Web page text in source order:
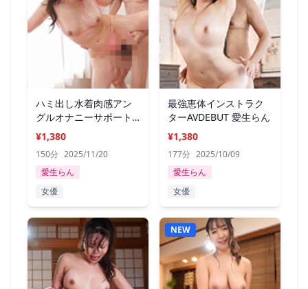
ハミ出し水着肉感アン
グルオナニーサポート
愛生らん
¥1,380
150分 2025/11/20
愛生らん
女優
最強恵体インストラク
ターAVDEBUT 愛生らん
¥1,380
177分 2025/10/09
愛生らん
女優
NEW